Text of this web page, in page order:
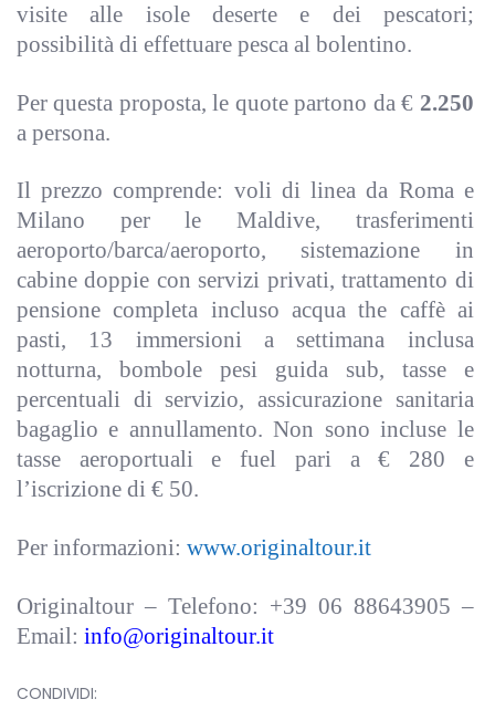
visite alle isole deserte e dei pescatori;
possibilità di effettuare pesca al bolentino.
Per questa proposta, le quote partono da € 2.250
a persona.
Il prezzo comprende: voli di linea da Roma e
Milano per le Maldive, trasferimenti
aeroporto/barca/aeroporto, sistemazione in
cabine doppie con servizi privati, trattamento di
pensione completa incluso acqua the caffè ai
pasti, 13 immersioni a settimana inclusa
notturna, bombole pesi guida sub, tasse e
percentuali di servizio, assicurazione sanitaria
bagaglio e annullamento. Non sono incluse le
tasse aeroportuali e fuel pari a € 280 e
l’iscrizione di € 50.
Per informazioni: www.originaltour.it
Originaltour – Telefono: +39 06 88643905 –
Email: info@originaltour.it
CONDIVIDI: